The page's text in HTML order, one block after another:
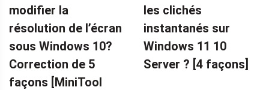
modifier la
résolution de l’écran
sous Windows 10?
Correction de 5
façons [MiniTool
les clichés
instantanés sur
Windows 11 10
Server ? [4 façons]